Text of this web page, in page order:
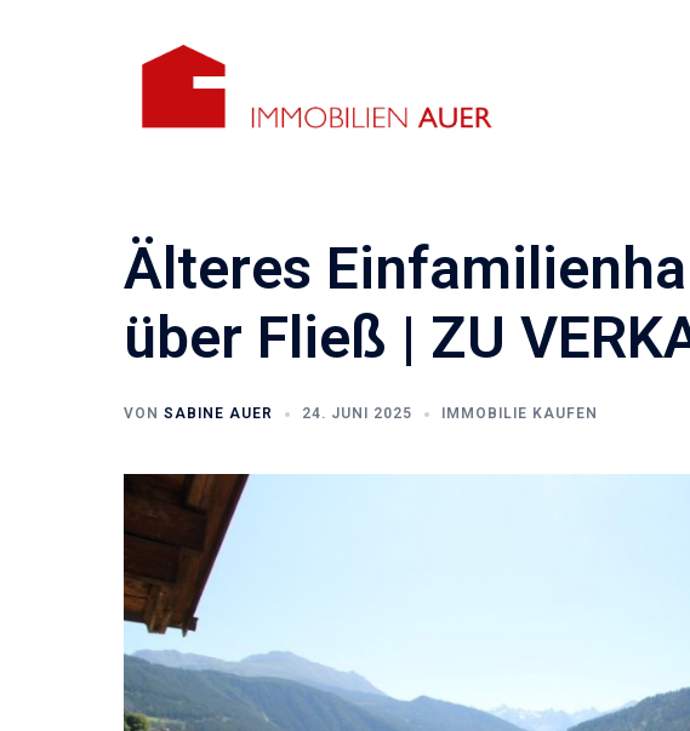
Älteres
über Fließ | ZU
VON SABINE AUER 24. JUNI 2025 IMMOBILIE KAUFEN